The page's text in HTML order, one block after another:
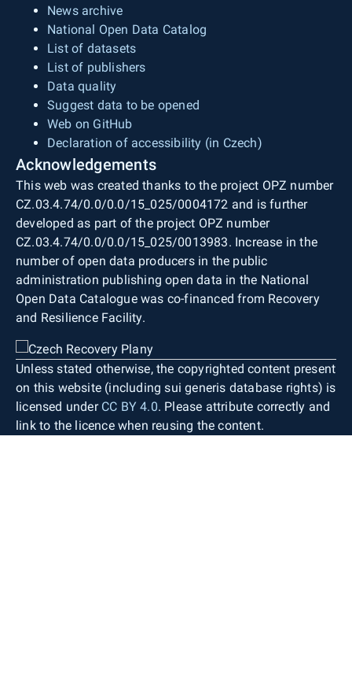
rychle vědět, za jak dlouho mu tramvaj jede.
Nepotřebuje hledat spoj, potřebuje jen odjezdy
jemu velmi důvěrně známé tramvaje či autobusu.
K tomu výborně poslouží odjezdová tabule,
kterou najdete na zastávce. Nově ale i v aplikaci
PragueDash.
Dat k dispozici je více a hlavně jejich seznam se
stále rozšiřuje. V nejbližších týdnech tak budou v
aplikaci dostupné například i informace o
parkovacích místech nebo data o hospodaření
městských částí z aplikace CityVizor. V
budoucnosti plánujeme také třeba parkovací
zóny v okolí, nebo nejbližší sdílená auta s
proklikem do jejich aplikace.
News archive
National Open Data Catalog
List of datasets
List of publishers
Data quality
Suggest data to be opened
Web on GitHub
Declaration of accessibility (in Czech)
Acknowledgements
This web was created thanks to the project OPZ number
CZ.03.4.74/0.0/0.0/15_025/0004172 and is further
developed as part of the project OPZ number
CZ.03.4.74/0.0/0.0/15_025/0013983. Increase in the
number of open data producers in the public
administration publishing open data in the National
Open Data Catalogue was co-financed from Recovery
and Resilience Facility.
Unless stated otherwise, the copyrighted content present
on this website (including sui generis database rights) is
licensed under CC BY 4.0. Please attribute correctly and
link to the licence when reusing the content.